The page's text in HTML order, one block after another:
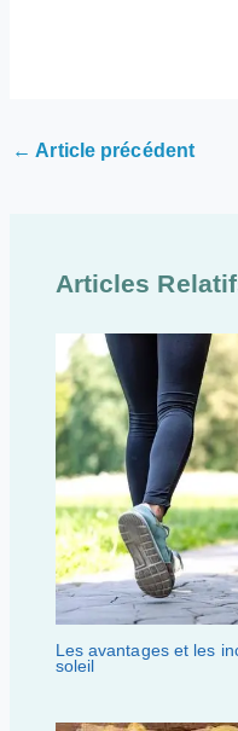
← Article précédent
Articles
Les avantages et les
soleil